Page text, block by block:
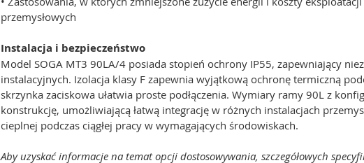
przemysłowych
Instalacja i bezpieczeństwo
Model SOGA MT3 90LA/4 posiada stopień ochrony IP55, zapewniający
instalacyjnych. Izolacja klasy F zapewnia wyjątkową ochronę termiczną
skrzynka zaciskowa ułatwia proste podłączenia. Wymiary ramy 90L z
konstrukcję, umożliwiającą łatwą integrację w różnych instalacjach
cieplnej podczas ciągłej pracy w wymagających środowiskach.
Aby uzyskać informacje na temat opcji dostosowywania, szczegółowych